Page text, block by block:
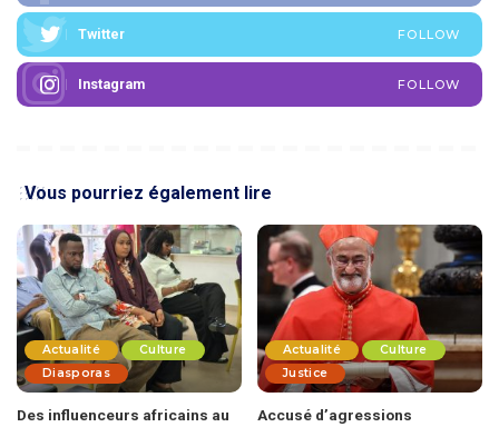
Twitter FOLLOW
Instagram FOLLOW
Vous pourriez également lire
Actualité
Culture
Diasporas
Des influenceurs africains au
Actualité
Culture
Justice
Accusé d’agressions